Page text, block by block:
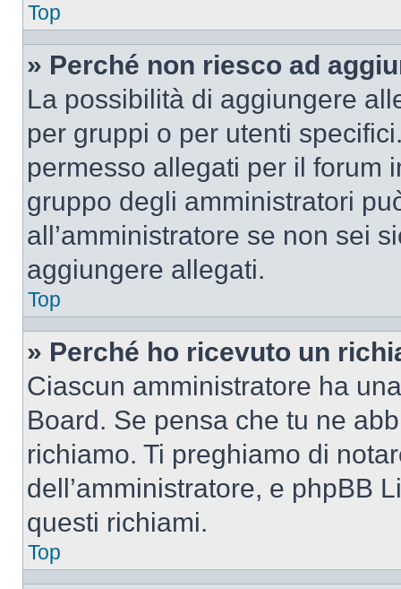
Top
» Perché non riesco ad
La possibilità di aggiungere
per gruppi o per utenti
permesso allegati per il forum
gruppo degli amministratori
all’amministratore se non sei
aggiungere allegati.
Top
» Perché ho ricevuto un
Ciascun amministratore ha
Board. Se pensa che tu ne
richiamo. Ti preghiamo di
dell’amministratore, e phpBB
questi richiami.
Top